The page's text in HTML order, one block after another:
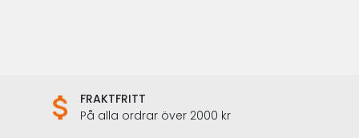
FRAKTFRITT
På alla ordrar över 2000 kr